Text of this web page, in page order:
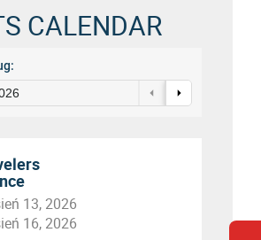
CALENDAR
13, 2026
16, 2026